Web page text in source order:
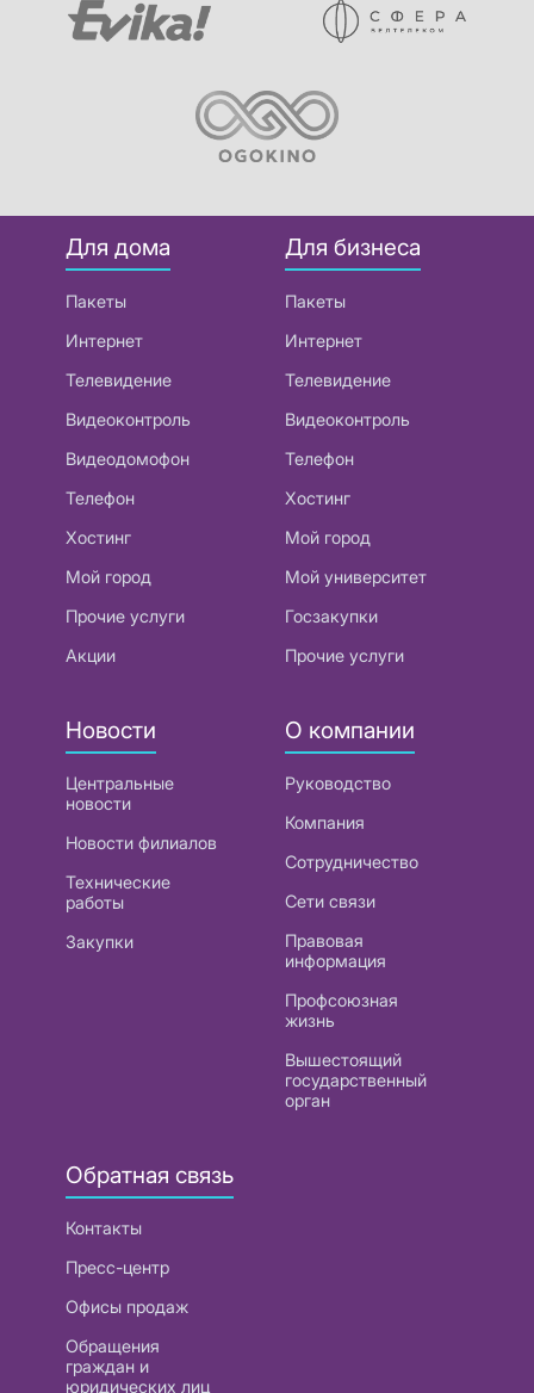
Для дома
Пакеты
Интернет
Телевидение
Видеоконтроль
Видеодомофон
Телефон
Хостинг
Мой город
Прочие услуги
Акции
Для бизнеса
Пакеты
Интернет
Телевидение
Видеоконтроль
Телефон
Хостинг
Мой город
Мой университет
Госзакупки
Прочие услуги
Новости
Центральные
новости
Новости филиалов
Технические
работы
Закупки
О компании
Руководство
Компания
Сотрудничество
Сети связи
Правовая
информация
Профсоюзная
жизнь
Вышестоящий
государственный
орган
Обратная связь
Контакты
Пресс-центр
Офисы продаж
Обращения
граждан и
юридических лиц